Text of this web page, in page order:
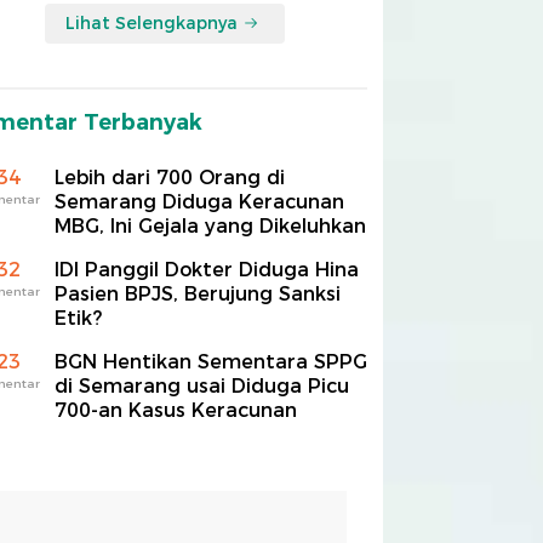
Lihat Selengkapnya
Terbanyak
Lebih dari 700 Orang di
Semarang Diduga Keracunan
MBG, Ini Gejala yang Dikeluhkan
IDI Panggil Dokter Diduga Hina
Pasien BPJS, Berujung Sanksi
Etik?
BGN Hentikan Sementara SPPG
di Semarang usai Diduga Picu
700-an Kasus Keracunan